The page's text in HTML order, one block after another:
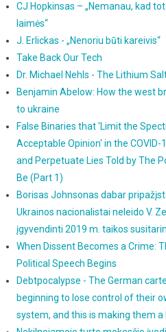
CJ Hopkinsas – „Nemanau, kad
laimės“
J. Erlickas - „Nenoriu būti kareivis“
Take Back Our Tech
Dr. Michael Nehls - The Lithium
Benjamin Abelow: How the west
to ukraine
False Binaries that 'Limit the
Acceptable Opinion' in the COVID-
and Perpetuate Lies Told by The
Be (Part 1)
Borisas Johnsonas dabar
Ukrainos nacionalistai neleido V.
įgyvendinti 2019 m. taikos
When Dissent Becomes a Crime:
Political Speech Begins
Debtpocalypse - The German
beginning to lose control of their
system, and this is making them